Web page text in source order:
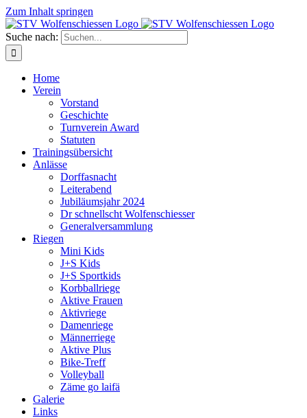
Zum Inhalt springen
Suche nach:
Home
Verein
Vorstand
Geschichte
Turnverein Award
Statuten
Trainingsübersicht
Anlässe
Dorffasnacht
Leiterabend
Jubiläumsjahr 2024
Dr schnellscht Wolfenschiesser
Generalversammlung
Riegen
Mini Kids
J+S Kids
J+S Sportkids
Korbballriege
Aktive Frauen
Aktivriege
Damenriege
Männerriege
Aktive Plus
Bike-Treff
Volleyball
Zäme go laifä
Galerie
Links